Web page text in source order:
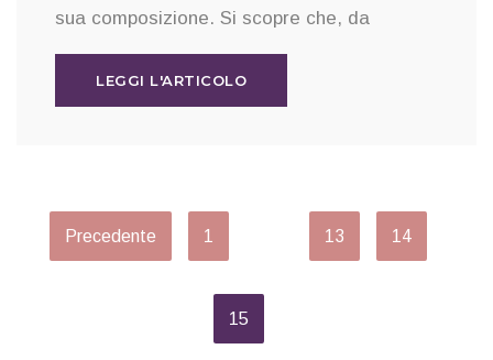
sua composizione. Si scopre che, da
LEGGI L'ARTICOLO
Precedente 1 13 14
15